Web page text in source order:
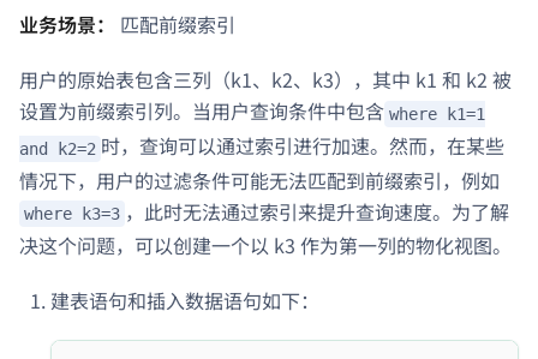
业务场景：
匹配前缀索引
用户的原始表包含三列（k1、k2、k3），其中 k1 和 k2 被
设置为前缀索引列。当用户查询条件中包含 where k1=1
and k2=2 时，查询可以通过索引进行加速。然而，在某些
情况下，用户的过滤条件可能无法匹配到前缀索引，例如
where k3=3 ，此时无法通过索引来提升查询速度。为了解
决这个问题，可以创建一个以 k3 作为第一列的物化视图。
建表语句和插入数据语句如下：